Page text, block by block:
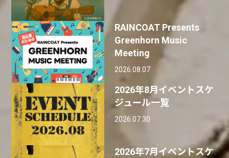
RAINCOAT Presents
Greenhorn Music
Meeting
2026.08.07
2026年8月イベントスケ
ジュール一覧
2026.07.30
2026年7月イベントスケ